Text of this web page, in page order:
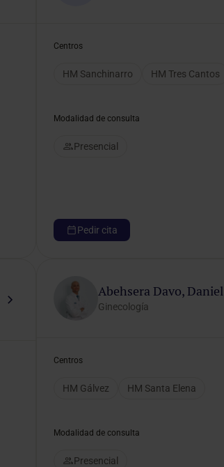
Centros
HM Sanchinarro HM Tres Cantos
Modalidad de consulta
Presencial
Pedir cita
Abehsera Davo, Daniel
Ginecología
Centros
HM Gálvez HM Santa Elena
Modalidad de consulta
Presencial